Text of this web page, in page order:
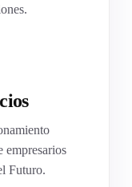
empresarios
Futuro.